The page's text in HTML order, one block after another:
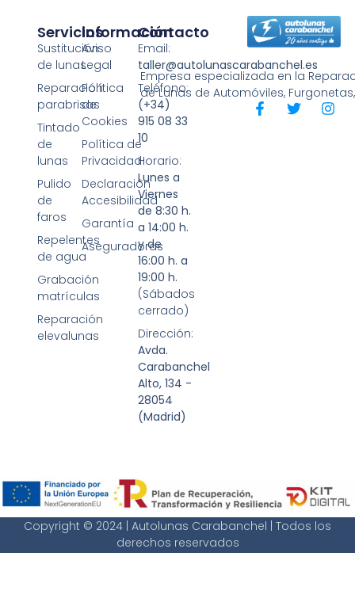
Empresa especializada en la
de Lunas de Automóviles,
Servicios
Sustitución
de lunas
Reparación
parabrisas
Tintado
de
lunas
Pulido
de
faros
Repelentes
de agua
Grabación
matrículas
Reparación
elevalunas
Información
Aviso
Legal
Política
de
Cookies
Política de
Privacidad
Declaración
Accesibilidad
Garantía
Aseguradoras
Contacto
Email:
taller@autolunascarabanchel.es
Teléfono:
(+34)
915 08 33
10
Horario:
Lunes a
Viernes
de 8:30 h.
a 14:00 h.
y de
16:00 h. a
19:00 h.
(Sábados
cerrado)
Dirección:
Avda.
Carabanchel
Alto, 134 -
28054
(Madrid)
Copyright © 2024 | Autolunas Carabanchel | Todos los
derechos reservados